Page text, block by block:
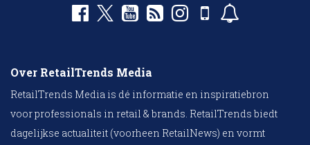
Over RetailTrends Media
RetailTrends Media is dé informatie en inspiratiebron
voor professionals in retail & brands. RetailTrends biedt
dagelijkse actualiteit (voorheen RetailNews) en vormt